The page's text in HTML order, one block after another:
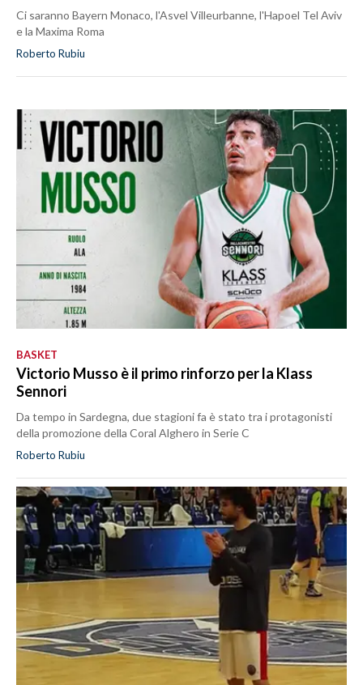
Ci saranno Bayern Monaco, l'Asvel Villeurbanne, l'Hapoel Tel Aviv
e la Maxima Roma
Roberto Rubiu
BASKET
Victorio Musso è il primo rinforzo per la Klass
Sennori
Da tempo in Sardegna, due stagioni fa è stato tra i protagonisti
della promozione della Coral Alghero in Serie C
Roberto Rubiu